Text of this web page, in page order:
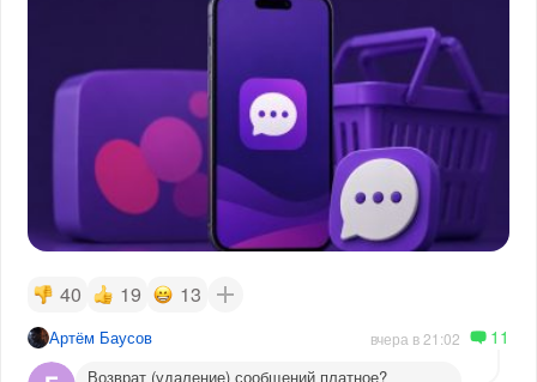
40 19 13
Артём Баусов вчера в 21:02 11
Возврат (удаление) сообщений платное?